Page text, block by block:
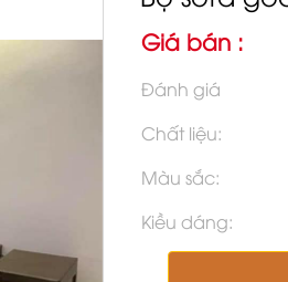
Giá bán :
Đánh giá
Chất liệu:
Màu sắc:
Kiều dáng: